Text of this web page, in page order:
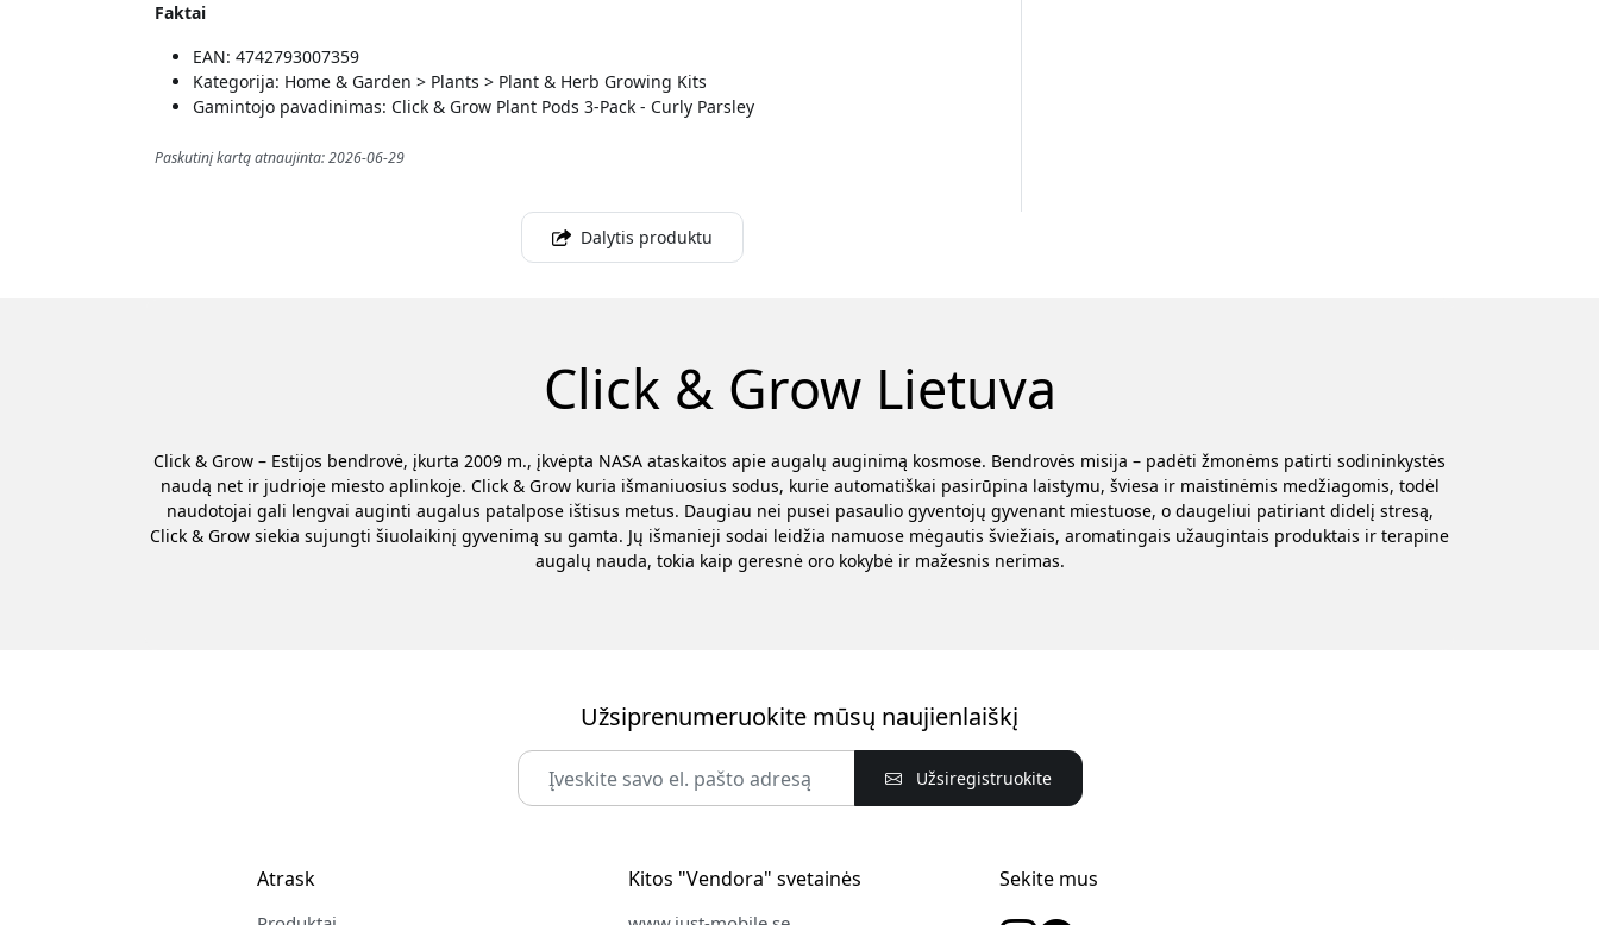
Faktai
EAN: 4742793007359
Kategorija: Home & Garden > Plants > Plant & Herb Growing Kits
Gamintojo pavadinimas: Click & Grow Plant Pods 3-Pack - Curly Parsley
Paskutinį kartą atnaujinta: 2026-06-29
Dalytis produktu
Click & Grow Lietuva
Click & Grow – Estijos bendrovė, įkurta 2009 m., įkvėpta NASA ataskaitos apie augalų auginimą kosmose. Bendrovės misija – padėti žmonėms patirti sodininkystės
naudą net ir judrioje miesto aplinkoje. Click & Grow kuria išmaniuosius sodus, kurie automatiškai pasirūpina laistymu, šviesa ir maistinėmis medžiagomis, todėl
naudotojai gali lengvai auginti augalus patalpose ištisus metus. Daugiau nei pusei pasaulio gyventojų gyvenant miestuose, o daugeliui patiriant didelį stresą,
Click & Grow siekia sujungti šiuolaikinį gyvenimą su gamta. Jų išmanieji sodai leidžia namuose mėgautis šviežiais, aromatingais užaugintais produktais ir terapine
augalų nauda, tokia kaip geresnė oro kokybė ir mažesnis nerimas.
Užsiprenumeruokite mūsų naujienlaiškį
Užsiregistruokite
Atrask Kitos "Vendora" svetainės Sekite mus